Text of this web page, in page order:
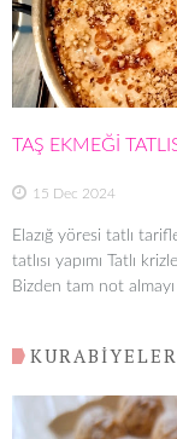
TAŞ EKMEĞİ
15 Dec 2024
Elazığ yöresi tatlı
tatlısı yapımı Tatlı
Bizden tam not almayı
KURABİYELER